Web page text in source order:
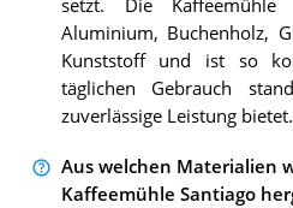
setzt. Die Kaffeemühle
Aluminium, Buchenholz,
Kunststoff und ist so
täglichen Gebrauch
zuverlässige Leistung bietet.
Aus welchen Materialien
Kaffeemühle Santiago